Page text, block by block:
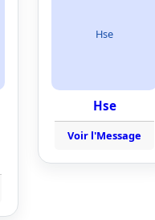
Hse
Hse
Voir l'Message